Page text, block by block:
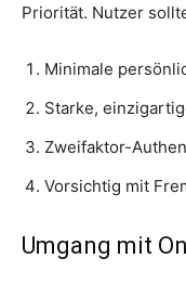
Priorität. Nutzer
Minimale
Starke,
Zweifaktor-
Vorsichtig mit
Umgang mit